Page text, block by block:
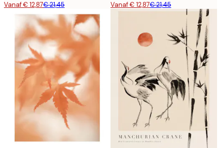
Vanaf € 12,87€ 21,45 Vanaf € 12,87€ 21,45